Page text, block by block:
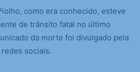
como era conhecido, esteve
de trânsito fatal no último
da morte foi divulgado pela
sociais.